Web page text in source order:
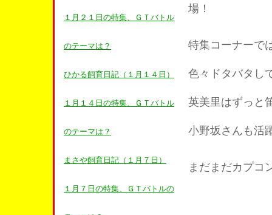
１月２１日の特集、ＧＴバトル
のテーマは？
ひかる飼育日記（１月１４日）
１月１４日の特集、ＧＴバトル
のテーマは？
まさや飼育日記（１月７日）
１月７日の特集、ＧＴバトルの
場！
特集コーナーで
色々ドタバタし
英美里はずっと
小野坂さんも活
まだまだカプコ